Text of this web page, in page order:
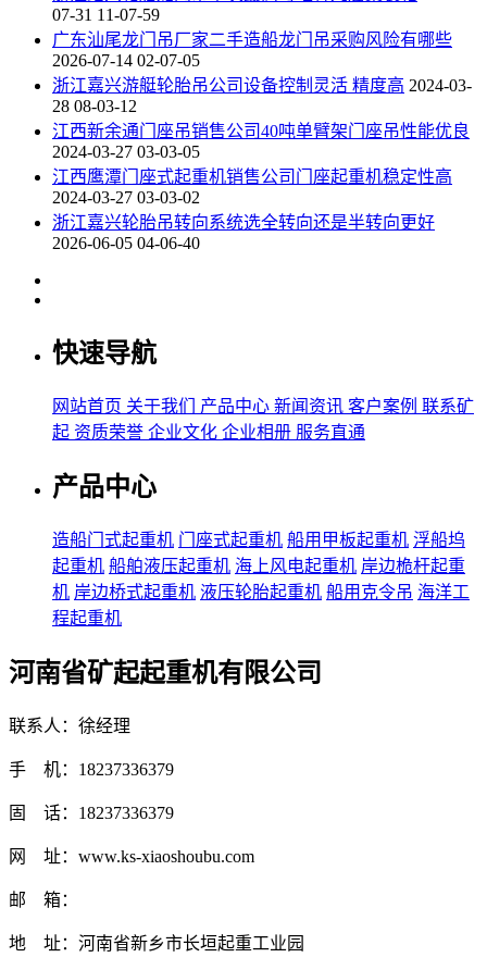
07-31 11-07-59
广东汕尾龙门吊厂家二手造船龙门吊采购风险有哪些
2026-07-14 02-07-05
浙江嘉兴游艇轮胎吊公司设备控制灵活 精度高 2024-03-
28 08-03-12
江西新余通门座吊销售公司40吨单臂架门座吊性能优良
2024-03-27 03-03-05
江西鹰潭门座式起重机销售公司门座起重机稳定性高
2024-03-27 03-03-02
浙江嘉兴轮胎吊转向系统选全转向还是半转向更好
2026-06-05 04-06-40
快速导航
网站首页 关于我们 产品中心 新闻资讯 客户案例 联系矿
起 资质荣誉 企业文化 企业相册 服务直通
产品中心
造船门式起重机 门座式起重机 船用甲板起重机 浮船坞
起重机 船舶液压起重机 海上风电起重机 岸边桅杆起重
机 岸边桥式起重机 液压轮胎起重机 船用克令吊 海洋工
程起重机
河南省矿起起重机有限公司
联系人：徐经理
手 机：18237336379
固 话：18237336379
网 址：www.ks-xiaoshoubu.com
邮 箱：
地 址：河南省新乡市长垣起重工业园